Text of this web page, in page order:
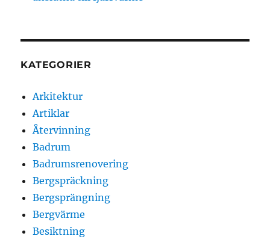
KATEGORIER
Arkitektur
Artiklar
Återvinning
Badrum
Badrumsrenovering
Bergspräckning
Bergsprängning
Bergvärme
Besiktning